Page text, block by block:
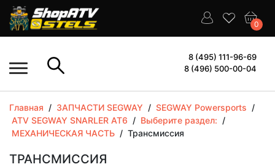
0
8 (495) 111-96-69
8 (496) 500-00-04
Главная / ЗАПЧАСТИ SEGWAY / SEGWAY Powersports /
ATV SEGWAY SNARLER AT6 / Выберите раздел: /
МЕХАНИЧЕСКАЯ ЧАСТЬ / Трансмиссия
ТРАНСМИССИЯ